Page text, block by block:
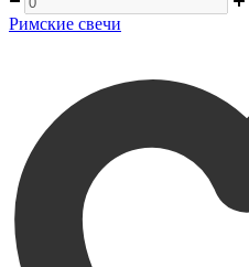
Римские свечи